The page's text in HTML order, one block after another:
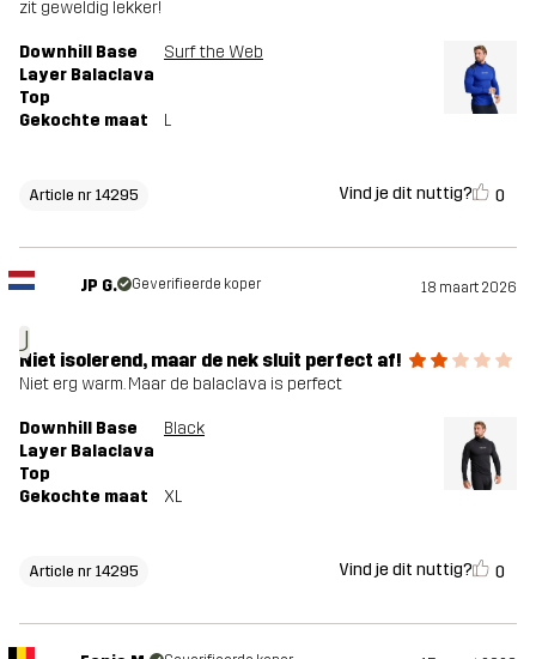
zit geweldig lekker!
Downhill Base
Layer Balaclava
Top
Surf the Web
Gekochte maat L
Article nr 14295 Vind je dit nuttig? 0
J
JP G. Geverifieerde koper 18 maart 2026
Niet isolerend, maar de nek sluit perfect af!
Niet erg warm. Maar de balaclava is perfect
Downhill Base
Layer Balaclava
Top
Black
Gekochte maat XL
Article nr 14295 Vind je dit nuttig? 0